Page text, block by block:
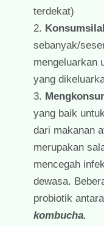
terdekat)
sebanyak/
mengeluarkan
yang
yang baik
dari makanan
merupakan
mencegah
dewasa.
probiotik
kombucha.